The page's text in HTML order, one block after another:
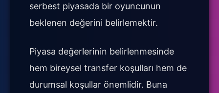
serbest piyasada bir oyuncunun
beklenen değerini belirlemektir.
Piyasa değerlerinin belirlenmesinde
hem bireysel transfer koşulları hem de
durumsal koşullar önemlidir. Buna